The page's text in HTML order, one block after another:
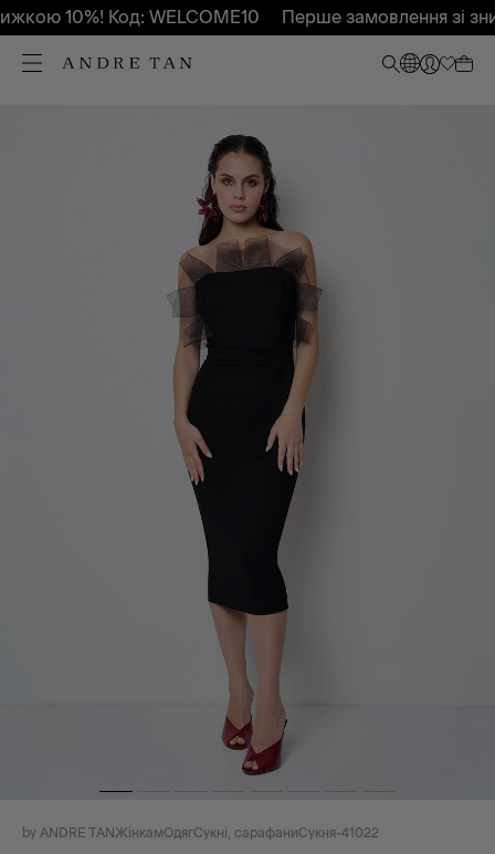
10%! Код: WELCOME10 Перше замовлення зі
by ANDRE TANЖінкамОдягСукні, сарафаниСукня-41022